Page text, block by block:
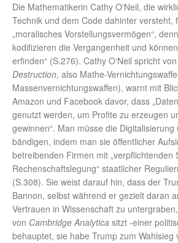
Die Mathematikerin Cathy O‘Neil, die
Technik und dem Code dahinter versteht,
„moralisches Vorstellungsvermögen“,
kodifizieren die Vergangenheit und
erfinden“ (S.276). Cathy O‘Neil spricht von
Destruction, also Mathe-
Massenvernichtungswaffen), warnt mit
Amazon und Facebook davor, dass
genutzt werden, um Profite zu erzeugen
gewinnen“. Man müsse die
bändigen, indem man sie öffentlicher
betreibenden Firmen mit „verpflichtenden
Rechenschaftslegung“ staatlicher
(S.308). Sie weist darauf hin, dass der
Bannon, selbst während er gezielt daran
Vertrauen in Wissenschaft zu
von Cambridge Analytica sitzt -einer
behauptet, sie habe Trump zum